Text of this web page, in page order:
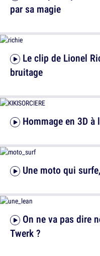
bruitage
Une moto qui
par sa magie
Hommage en 3D à
Twerk ?